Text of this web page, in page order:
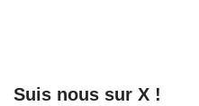
Suis nous sur X !